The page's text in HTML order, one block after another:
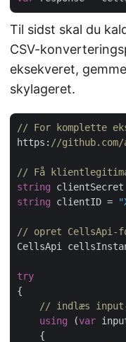
Til sidst skal du
CSV-
eksekveret,
skylageret.
// For komplette
https: //
// Få
string clientSecret
string clientID =
// opret CellsApi-
CellsApi
try
{
// indlæs
using (var
    {